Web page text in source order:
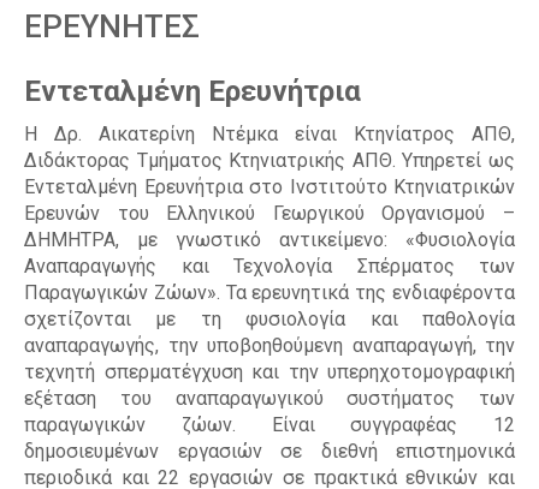
Εντεταλμένη Ερευνήτρια
Η Δρ. Αικατερίνη Ντέμκα είναι Κτηνίατρος ΑΠΘ,
Διδάκτορας Τμήματος Κτηνιατρικής ΑΠΘ. Υπηρετεί ως
Εντεταλμένη Ερευνήτρια στο Ινστιτούτο Κτηνιατρικών
Ερευνών του Ελληνικού Γεωργικού Οργανισμού –
ΔΗΜΗΤΡΑ, με γνωστικό αντικείμενο: «Φυσιολογία
Αναπαραγωγής και Τεχνολογία Σπέρματος των
Παραγωγικών Ζώων». Τα ερευνητικά της ενδιαφέροντα
σχετίζονται με τη φυσιολογία και παθολογία
αναπαραγωγής, την υποβοηθούμενη αναπαραγωγή, την
τεχνητή σπερματέγχυση και την υπερηχοτομογραφική
εξέταση του αναπαραγωγικού συστήματος των
παραγωγικών ζώων. Είναι συγγραφέας 12
δημοσιευμένων εργασιών σε διεθνή επιστημονικά
περιοδικά και 22 εργασιών σε πρακτικά εθνικών και
ΕΡΕΥΝΗΤΕΣ